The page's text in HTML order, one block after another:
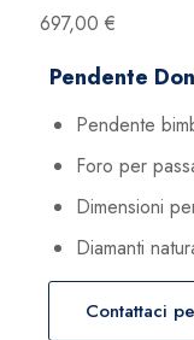
697,00 €
Pendente
Pendente
Foro per
Dimensioni
Diamanti
Contattaci